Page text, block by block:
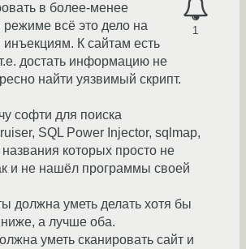
1
в более-менее
режиме всё это дело на
инъекциям. К сайтам есть
достать информацию не
найти уязвимый скрипт.
софти для поиска
SQL Power Injector, sqlmap,
которых просто не
и не нашёл программы своей
должна уметь делать хотя бы
ниже, а лучше оба.
уметь сканировать сайт и